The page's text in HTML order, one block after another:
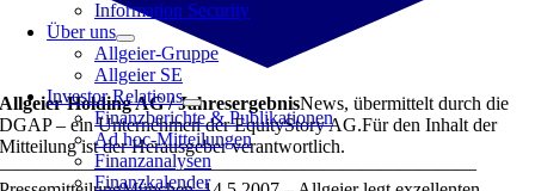
Information Security
Über uns
Allgeier-Gruppe
Allgeier SE
Investor Relations
Finanzberichte & Publikationen
Ad hoc-Mitteilungen
Finanzanalysen
Finanzkalender
Allgeier Holding AG / JahresergebnisNews, übermittelt durch die
DGAP – ein Unternehmen der EquityStory AG.Für den Inhalt der
Mitteilung ist der Herausgeber verantwortlich.
—————————————————————————